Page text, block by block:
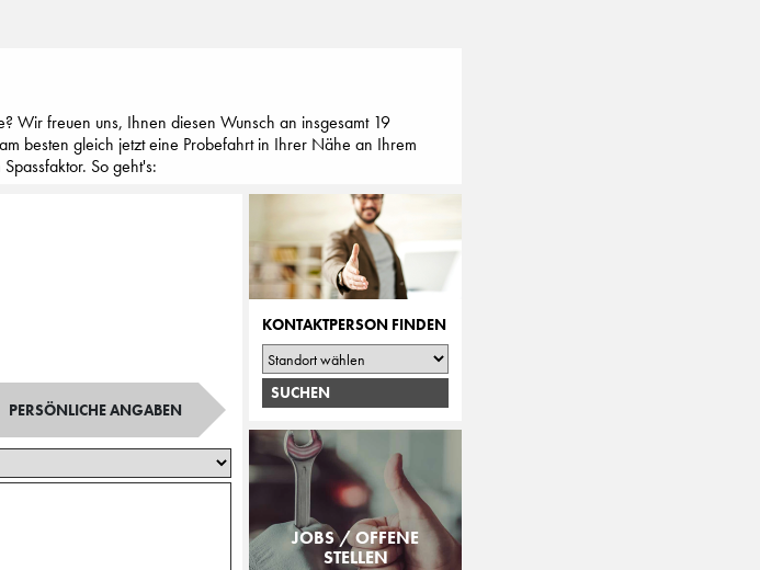
Wir freuen uns, Ihnen diesen Wunsch an insgesamt 19
besten gleich jetzt eine Probefahrt in Ihrer Nähe an Ihrem
So geht's:
PERSÖNLICHE ANGABEN
KONTAKTPERSON FINDEN
JOBS / OFFENE
STELLEN